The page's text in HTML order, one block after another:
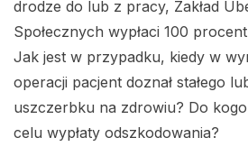
drodze do lub z pracy, Zakład
Społecznych wypłaci 100
Jak jest w przypadku, kiedy w
operacji pacjent doznał stałego
uszczerbku na zdrowiu? Do
celu wypłaty odszkodowania?